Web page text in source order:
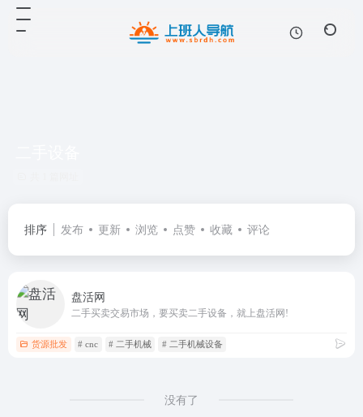
排序 发布 更新 浏览 点赞 收藏 评论
盘活网
二手买卖交易市场，要买卖二手设备，就上盘活网!
货源批发 # cnc # 二手机械 # 二手机械设备
没有了